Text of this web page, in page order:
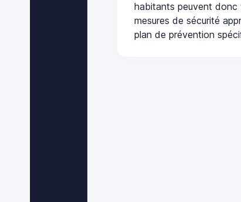
habitants peuvent donc
mesures de sécurité
plan de prévention